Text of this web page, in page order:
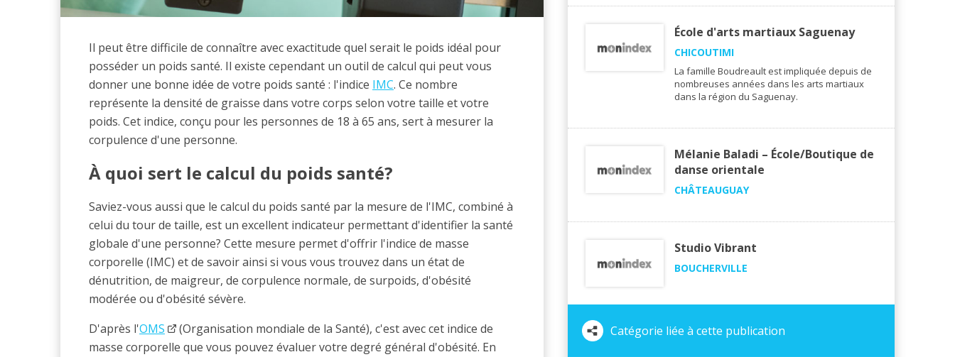
Il peut être difficile de connaître avec exactitude quel serait le poids idéal pour
posséder un poids santé. Il existe cependant un outil de calcul qui peut vous
donner une bonne idée de votre poids santé : l'indice IMC. Ce nombre
représente la densité de graisse dans votre corps selon votre taille et votre
poids. Cet indice, conçu pour les personnes de 18 à 65 ans, sert à mesurer la
corpulence d'une personne.
À quoi sert le calcul du poids santé?
Saviez-vous aussi que le calcul du poids santé par la mesure de l'IMC, combiné à
celui du tour de taille, est un excellent indicateur permettant d'identifier la santé
globale d'une personne? Cette mesure permet d'offrir l'indice de masse
corporelle (IMC) et de savoir ainsi si vous vous trouvez dans un état de
dénutrition, de maigreur, de corpulence normale, de surpoids, d'obésité
modérée ou d'obésité sévère.
D'après l'OMS
(Organisation mondiale de la Santé), c'est avec cet indice de
masse corporelle que vous pouvez évaluer votre degré général d'obésité. En
École d'arts martiaux Saguenay
CHICOUTIMI
La famille Boudreault est impliquée depuis de
nombreuses années dans les arts martiaux
dans la région du Saguenay.
Mélanie Baladi – École/Boutique de
danse orientale
CHÂTEAUGUAY
Studio Vibrant
BOUCHERVILLE
Catégorie liée à cette publication